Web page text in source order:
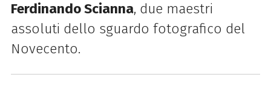
Ferdinando Scianna, due maestri
assoluti dello sguardo fotografico del
Novecento.